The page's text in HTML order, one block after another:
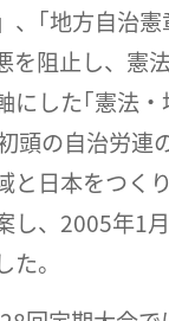
、｢地方自治
を阻止し、憲
にした｢憲法
頭の自治労連
と日本をつく
し、2005年1
。